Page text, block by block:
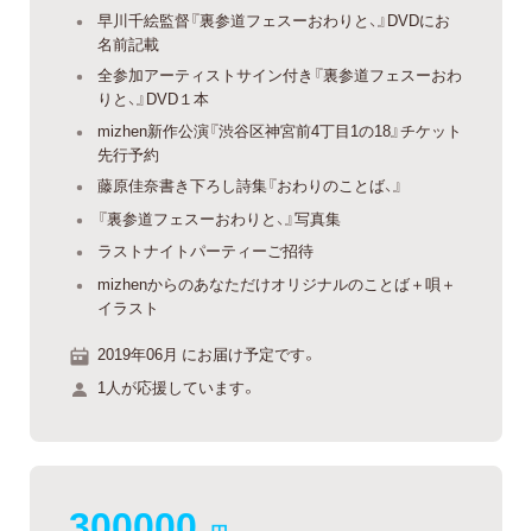
早川千絵監督『裏参道フェスーおわりと、』DVDにお
名前記載
全参加アーティストサイン付き『裏参道フェスーおわ
りと、』DVD１本
mizhen新作公演『渋谷区神宮前4丁目1の18』チケット
先行予約
藤原佳奈書き下ろし詩集『おわりのことば、』
『裏参道フェスーおわりと、』写真集
ラストナイトパーティーご招待
mizhenからのあなただけオリジナルのことば＋唄＋
イラスト
2019年06月 にお届け予定です。
1人が応援しています。